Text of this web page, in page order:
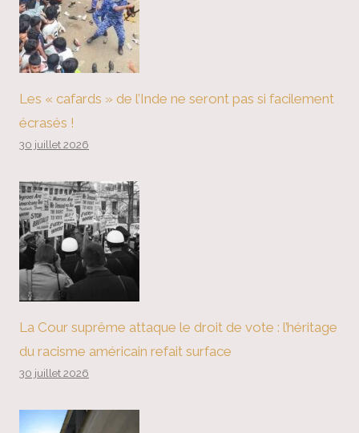
Les « cafards » de l’Inde ne seront pas si facilement
écrasés !
30 juillet 2026
La Cour suprême attaque le droit de vote : l’héritage
du racisme américain refait surface
30 juillet 2026